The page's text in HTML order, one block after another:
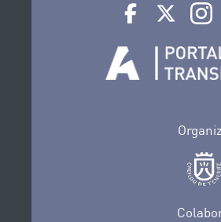
Ir a perfil de
Ir a